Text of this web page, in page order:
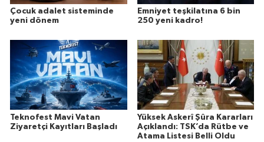
Çocuk adalet sisteminde
yeni dönem
Emniyet teşkilatına 6 bin
250 yeni kadro!
Teknofest Mavi Vatan
Ziyaretçi Kayıtları Başladı
Yüksek Askerî Şûra Kararları
Açıklandı: TSK’da Rütbe ve
Atama Listesi Belli Oldu